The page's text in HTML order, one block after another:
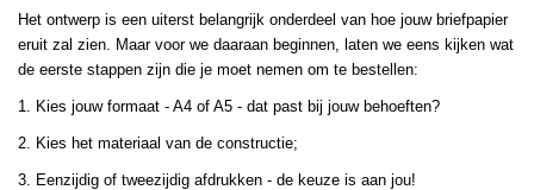
Het ontwerp is een uiterst belangrijk onderdeel van hoe jouw briefpapier
eruit zal zien. Maar voor we daaraan beginnen, laten we eens kijken wat
de eerste stappen zijn die je moet nemen om te bestellen:
1. Kies jouw formaat - A4 of A5 - dat past bij jouw behoeften?
2. Kies het materiaal van de constructie;
3. Eenzijdig of tweezijdig afdrukken - de keuze is aan jou!